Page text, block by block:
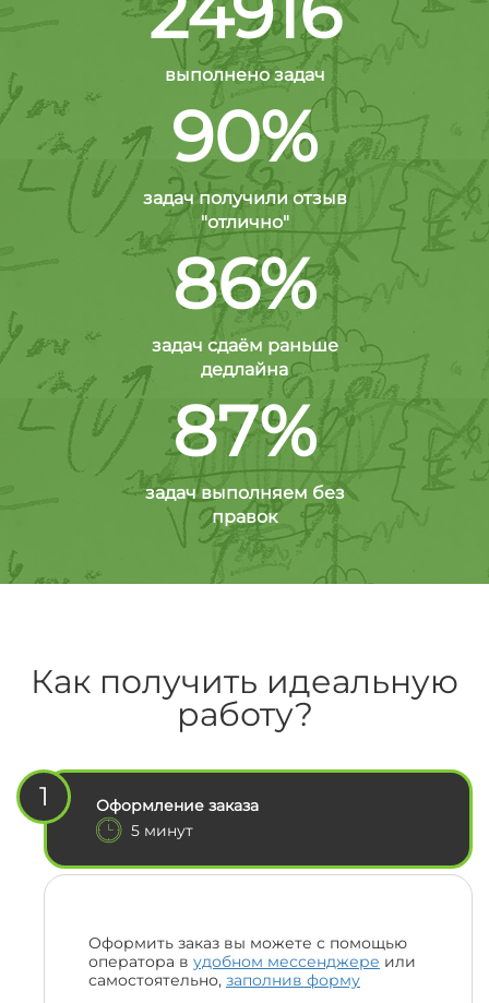
выполнено задач
90%
задач получили отзыв
"отлично"
86%
задач сдаём раньше
дедлайна
87%
задач выполняем без
правок
Как получить идеальную
работу?
1
Оформление заказа
5 минут
Оформить заказ вы можете с помощью
оператора в удобном мессенджере или
самостоятельно, заполнив форму